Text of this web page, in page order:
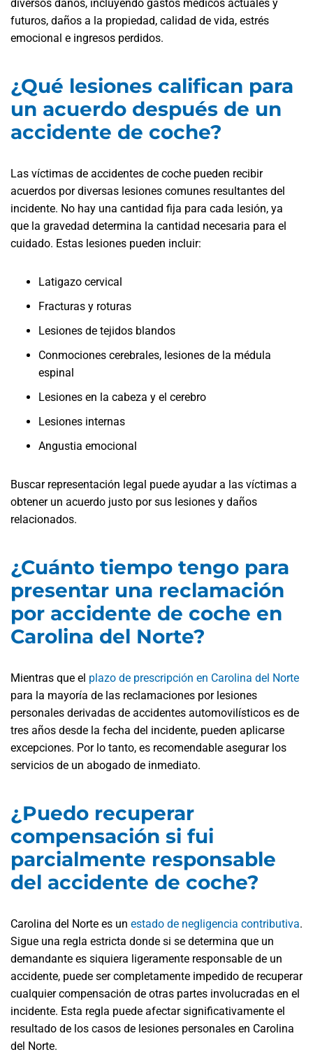
diversos daños, incluyendo gastos médicos actuales y
futuros, daños a la propiedad, calidad de vida, estrés
emocional e ingresos perdidos.
¿Qué lesiones califican para
un acuerdo después de un
accidente de coche?
Las víctimas de accidentes de coche pueden recibir
acuerdos por diversas lesiones comunes resultantes del
incidente. No hay una cantidad fija para cada lesión, ya
que la gravedad determina la cantidad necesaria para el
cuidado. Estas lesiones pueden incluir:
Latigazo cervical
Fracturas y roturas
Lesiones de tejidos blandos
Conmociones cerebrales, lesiones de la médula
espinal
Lesiones en la cabeza y el cerebro
Lesiones internas
Angustia emocional
Buscar representación legal puede ayudar a las víctimas a
obtener un acuerdo justo por sus lesiones y daños
relacionados.
¿Cuánto tiempo tengo para
presentar una reclamación
por accidente de coche en
Carolina del Norte?
Mientras que el plazo de prescripción en Carolina del Norte
para la mayoría de las reclamaciones por lesiones
personales derivadas de accidentes automovilísticos es de
tres años desde la fecha del incidente, pueden aplicarse
excepciones. Por lo tanto, es recomendable asegurar los
servicios de un abogado de inmediato.
¿Puedo recuperar
compensación si fui
parcialmente responsable
del accidente de coche?
Carolina del Norte es un estado de negligencia contributiva.
Sigue una regla estricta donde si se determina que un
demandante es siquiera ligeramente responsable de un
accidente, puede ser completamente impedido de recuperar
cualquier compensación de otras partes involucradas en el
incidente. Esta regla puede afectar significativamente el
resultado de los casos de lesiones personales en Carolina
del Norte.